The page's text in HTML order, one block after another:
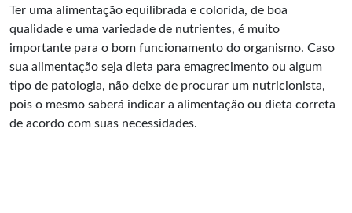
Ter uma alimentação equilibrada e colorida, de boa
qualidade e uma variedade de nutrientes, é muito
importante para o bom funcionamento do organismo. Caso
sua alimentação seja dieta para emagrecimento ou algum
tipo de patologia, não deixe de procurar um nutricionista,
pois o mesmo saberá indicar a alimentação ou dieta correta
de acordo com suas necessidades.